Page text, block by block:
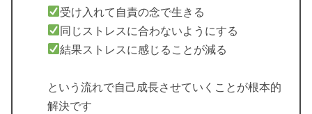
受け入れて自責の念で生きる
同じストレスに合わないようにする
結果ストレスに感じることが減る
という流れで自己成長させていくことが根本的
解決です